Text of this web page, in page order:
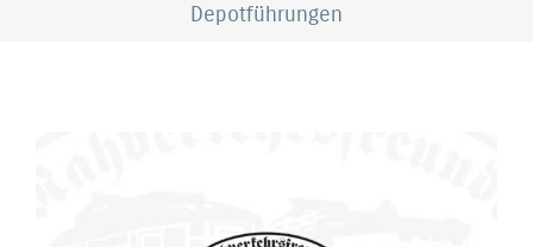
Depotführungen